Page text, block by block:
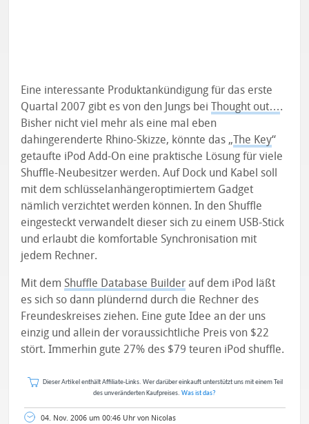
Eine interessante Produktankündigung für das erste
Quartal 2007 gibt es von den Jungs beiThought out….
Bisher nicht viel mehr als eine mal eben
dahingerenderte Rhino-Skizze, könnte das „The Key“
getaufte iPod Add-On eine praktische Lösung für viele
Shuffle-Neubesitzer werden. Auf Dock und Kabel soll
mit dem schlüsselanhängeroptimiertem Gadget
nämlich verzichtet werden können. In den Shuffle
eingesteckt verwandelt dieser sich zu einem USB-Stick
und erlaubt die komfortable Synchronisation mit
jedem Rechner.
Mit dem Shuffle Database Builder auf dem iPod läßt
es sich so dann plündernd durch die Rechner des
Freundeskreises ziehen. Eine gute Idee an der uns
einzig und allein der voraussichtliche Preis von $22
stört. Immerhin gute 27% des $79 teuren iPod shuffle.
Dieser Artikel enthält Affiliate-Links. Wer darüber einkauft unterstützt uns mit einem Teil
des unveränderten Kaufpreises. Was ist das?
04. Nov. 2006 um 00:46 Uhr von Nicolas